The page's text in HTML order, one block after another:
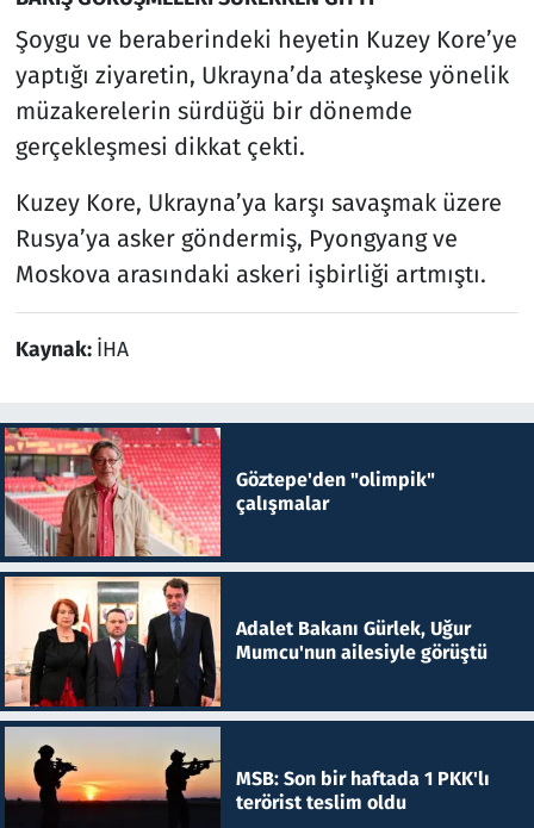
Şoygu ve beraberindeki heyetin Kuzey Kore’ye
yaptığı ziyaretin, Ukrayna’da ateşkese yönelik
müzakerelerin sürdüğü bir dönemde
gerçekleşmesi dikkat çekti.
Kuzey Kore, Ukrayna’ya karşı savaşmak üzere
Rusya’ya asker göndermiş, Pyongyang ve
Moskova arasındaki askeri işbirliği artmıştı.
Kaynak: İHA
Göztepe'den "olimpik"
çalışmalar
Adalet Bakanı Gürlek, Uğur
Mumcu'nun ailesiyle görüştü
MSB: Son bir haftada 1 PKK'lı
terörist teslim oldu